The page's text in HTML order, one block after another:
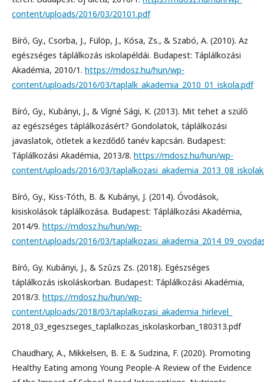
content/uploads/2016/03/20101.pdf
Bíró, Gy., Csorba, J., Fülöp, J., Kósa, Zs., & Szabó, A. (2010). Az
egészséges táplálkozás iskolapéldái. Budapest: Táplálkozási
Akadémia, 2010/1. https://mdosz.hu/hun/wp-
content/uploads/2016/03/taplalk_akademia_2010_01_iskola.pdf
Bíró, Gy., Kubányi, J., & Vígné Sági, K. (2013). Mit tehet a szülő
az egészséges táplálkozásért? Gondolatok, táplálkozási
javaslatok, ötletek a kezdődő tanév kapcsán. Budapest:
Táplálkozási Akadémia, 2013/8. https://mdosz.hu/hun/wp-
content/uploads/2016/03/
Bíró, Gy., Kiss-Tóth, B. & Kubányi, J. (2014). Óvodások,
kisiskolások táplálkozása. Budapest: Táplálkozási Akadémia,
2014/9. https://mdosz.hu/hun/wp-
content/uploads/2016/03/
Bíró, Gy. Kubányi, J., & Szűzs Zs. (2018). Egészséges
táplálkozás iskoláskorban. Budapest: Táplálkozási Akadémia,
2018/3. https://mdosz.hu/hun/wp-
content/uploads/2018/03/taplalkozasi_akademia_hirlevel_
2018_03_egeszseges_taplalkozas_iskolaskorban_180313.pdf
Chaudhary, A., Mikkelsen, B. E. & Sudzina, F. (2020). Promoting
Healthy Eating among Young People-A Review of the Evidence